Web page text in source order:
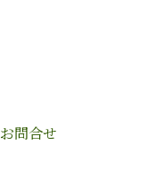
お問合せ